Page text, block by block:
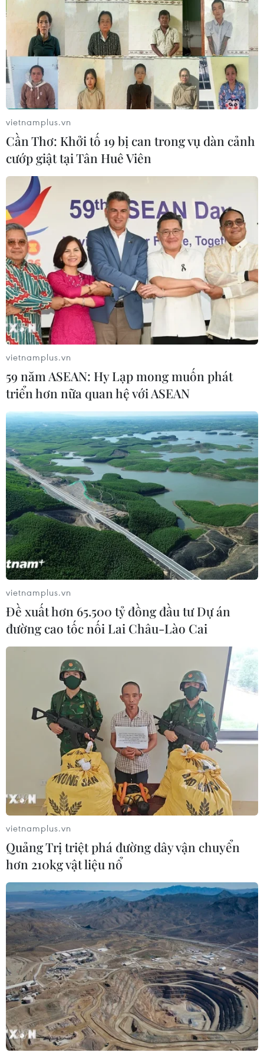
TIN CÙNG CHUYÊN MỤC
vietnamplus.vn
Cần Thơ: Khởi tố 19 bị can trong vụ dàn cảnh
cướp giật tại Tân Huê Viên
vietnamplus.vn
59 năm ASEAN: Hy Lạp mong muốn phát
triển hơn nữa quan hệ với ASEAN
vietnamplus.vn
Đề xuất hơn 65.500 tỷ đồng đầu tư Dự án
đường cao tốc nối Lai Châu-Lào Cai
vietnamplus.vn
Quảng Trị triệt phá đường dây vận chuyển
hơn 210kg vật liệu nổ